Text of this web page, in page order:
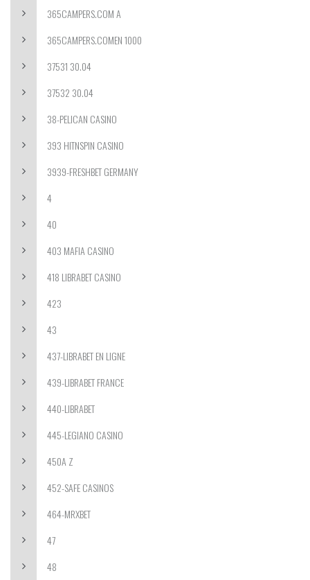
365CAMPERS.COM A
365CAMPERS.COMEN 1000
37531 30.04
37532 30.04
38-PELICAN CASINO
393 HITNSPIN CASINO
3939-FRESHBET GERMANY
4
40
403 MAFIA CASINO
418 LIBRABET CASINO
423
43
437-LIBRABET EN LIGNE
439-LIBRABET FRANCE
440-LIBRABET
445-LEGIANO CASINO
450A Z
452-SAFE CASINOS
464-MRXBET
47
48